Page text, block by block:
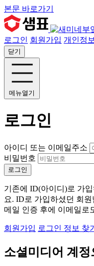
본문 바로가기
로그인 회원가입 개인정
닫기
메뉴열기
로그인
아이디 또는 이메일주소
비밀번호
로그인
기존에 ID(아이디)로 가
요. ID로 가입하셨던 회
메일 인증 후에 이메일로
회원가입 로그인 정보 찾기
소셜미디어 계정